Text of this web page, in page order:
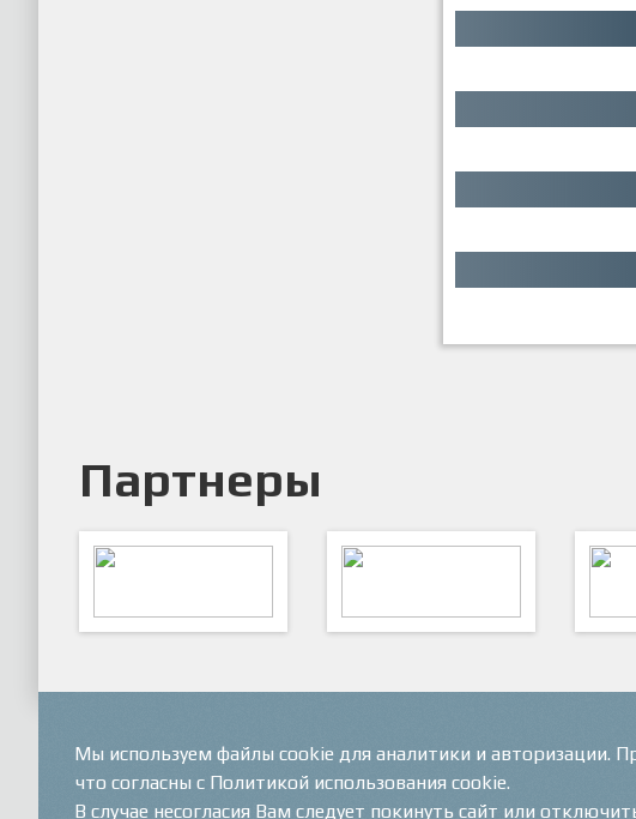
Партнеры
Мы используем файлы cookie для аналитики и авторизации.
что согласны с Политикой использования cookie.
В случае несогласия Вам следует покинуть сайт или